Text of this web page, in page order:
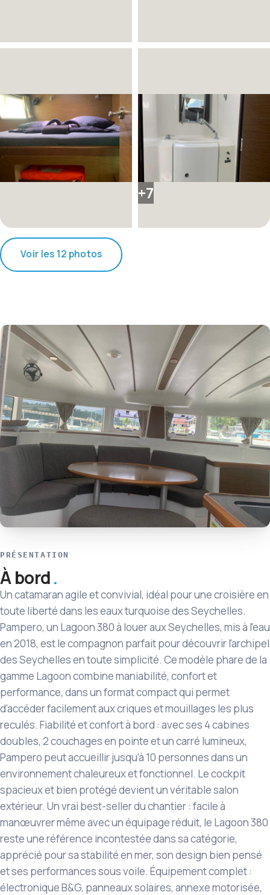
+7
Voir les 12 photos
PRÉSENTATION
À bord
Un catamaran agile et convivial, idéal pour une croisière en
toute liberté dans les eaux turquoise des Seychelles.
Pampero, un Lagoon 380 à louer aux Seychelles, mis à l'eau
en 2018, est le compagnon parfait pour découvrir l'archipel
des Seychelles en toute simplicité. Ce modèle phare de la
gamme Lagoon combine maniabilité, confort et
performance, dans un format compact qui permet
d'accéder facilement aux criques et mouillages les plus
reculés. Fiabilité et confort à bord : avec ses 4 cabines
doubles, 2 couchages en pointe et un carré lumineux,
Pampero peut accueillir jusqu'à 10 personnes dans un
environnement chaleureux et fonctionnel. Le cockpit
spacieux et bien protégé devient un véritable salon
extérieur. Un vrai best-seller du chantier : facile à
manœuvrer même avec un équipage réduit, le Lagoon 380
reste une référence incontestée dans sa catégorie,
apprécié pour sa stabilité en mer, son design bien pensé
et ses performances sous voile. Équipement complet :
électronique B&G, panneaux solaires, annexe motorisée,